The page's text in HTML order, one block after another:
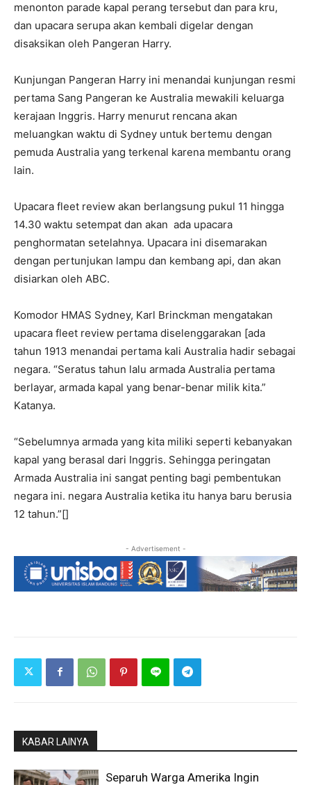
menonton parade kapal perang tersebut dan para kru,
dan upacara serupa akan kembali digelar dengan
disaksikan oleh Pangeran Harry.
Kunjungan Pangeran Harry ini menandai kunjungan resmi
pertama Sang Pangeran ke Australia mewakili keluarga
kerajaan Inggris. Harry menurut rencana akan
meluangkan waktu di Sydney untuk bertemu dengan
pemuda Australia yang terkenal karena membantu orang
lain.
Upacara fleet review akan berlangsung pukul 11 hingga
14.30 waktu setempat dan akan ada upacara
penghormatan setelahnya. Upacara ini disemarakan
dengan pertunjukan lampu dan kembang api, dan akan
disiarkan oleh ABC.
Komodor HMAS Sydney, Karl Brinckman mengatakan
upacara fleet review pertama diselenggarakan [ada
tahun 1913 menandai pertama kali Australia hadir sebagai
negara. “Seratus tahun lalu armada Australia pertama
berlayar, armada kapal yang benar-benar milik kita.”
Katanya.
“Sebelumnya armada yang kita miliki seperti kebanyakan
kapal yang berasal dari Inggris. Sehingga peringatan
Armada Australia ini sangat penting bagi pembentukan
negara ini. negara Australia ketika itu hanya baru berusia
12 tahun.”[]
- Advertisement -
KABAR LAINYA
Separuh Warga Amerika Ingin